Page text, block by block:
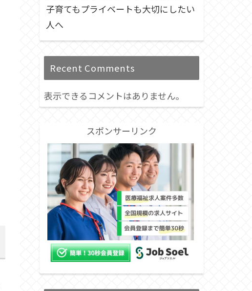
子育てもプライベートも大切にしたい
人へ
Recent Comments
表示できるコメントはありません。
スポンサーリンク